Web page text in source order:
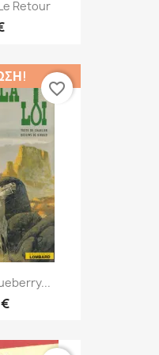
Retour
favorite_border